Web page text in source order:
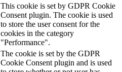
This cookie is set by GDPR Cookie
Consent plugin. The cookie is used
to store the user consent for the
cookies in the category
"Performance".
The cookie is set by the GDPR
Cookie Consent plugin and is used